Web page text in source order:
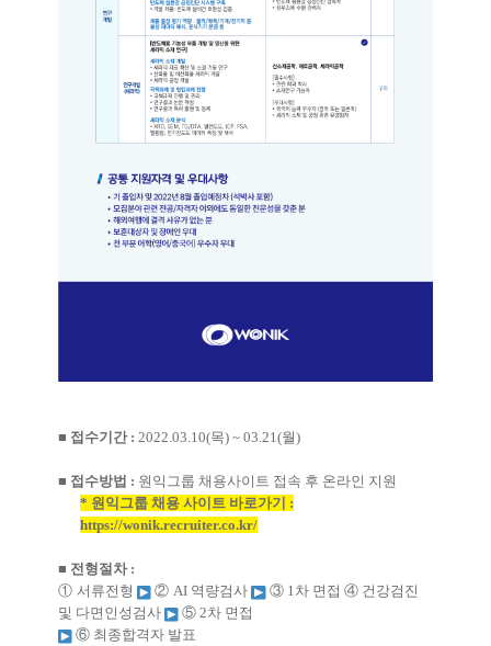
■ 접수기간: 2022.03.10(목) ~ 03.21(월)
■ 접수방법 : 원익그룹 채용사이트 접속 후 온라인 지원
* 원익그룹 채용 사이트 바로가기 :
https://wonik.recruiter.co.kr/
■ 전형절차:
① 서류전형 ②AI 역량검사 ③1차 면접 ④건강검진
및 다면인성검사
⑤ 2차 면접
⑥ 최종합격자 발표